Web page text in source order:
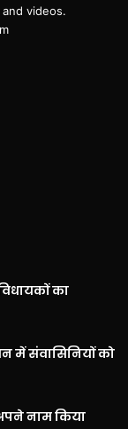
videos.
का
में संवासिनियों को
नाम किया